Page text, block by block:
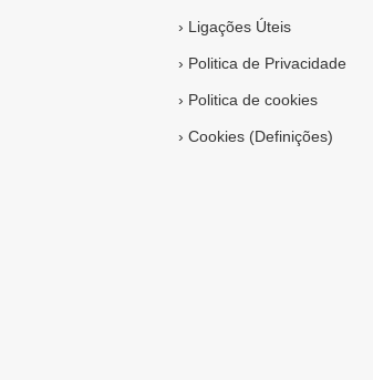
› Ligações Úteis
› Politica de Privacidade
› Politica de cookies
›Cookies (Definições)